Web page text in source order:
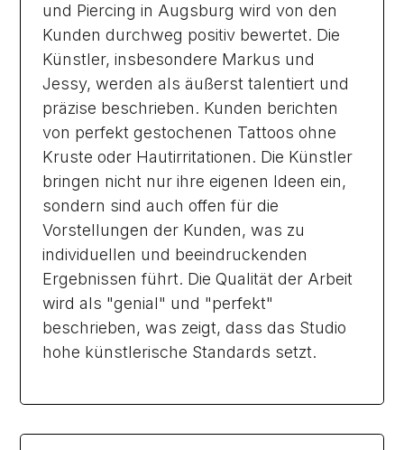
und Piercing in Augsburg wird von den
Kunden durchweg positiv bewertet. Die
Künstler, insbesondere Markus und
Jessy, werden als äußerst talentiert und
präzise beschrieben. Kunden berichten
von perfekt gestochenen Tattoos ohne
Kruste oder Hautirritationen. Die Künstler
bringen nicht nur ihre eigenen Ideen ein,
sondern sind auch offen für die
Vorstellungen der Kunden, was zu
individuellen und beeindruckenden
Ergebnissen führt. Die Qualität der Arbeit
wird als "genial" und "perfekt"
beschrieben, was zeigt, dass das Studio
hohe künstlerische Standards setzt.